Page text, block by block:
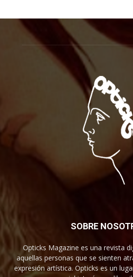
SOBRE
Opticks Magazine es una revista
aquellas personas que se sienten
expresión artística. Opticks es un